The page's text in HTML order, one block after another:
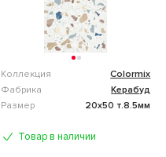
Коллекция
Colormix
Фабрика
Керабуд
Размер
20x50 т.8.5мм
Товар в наличии